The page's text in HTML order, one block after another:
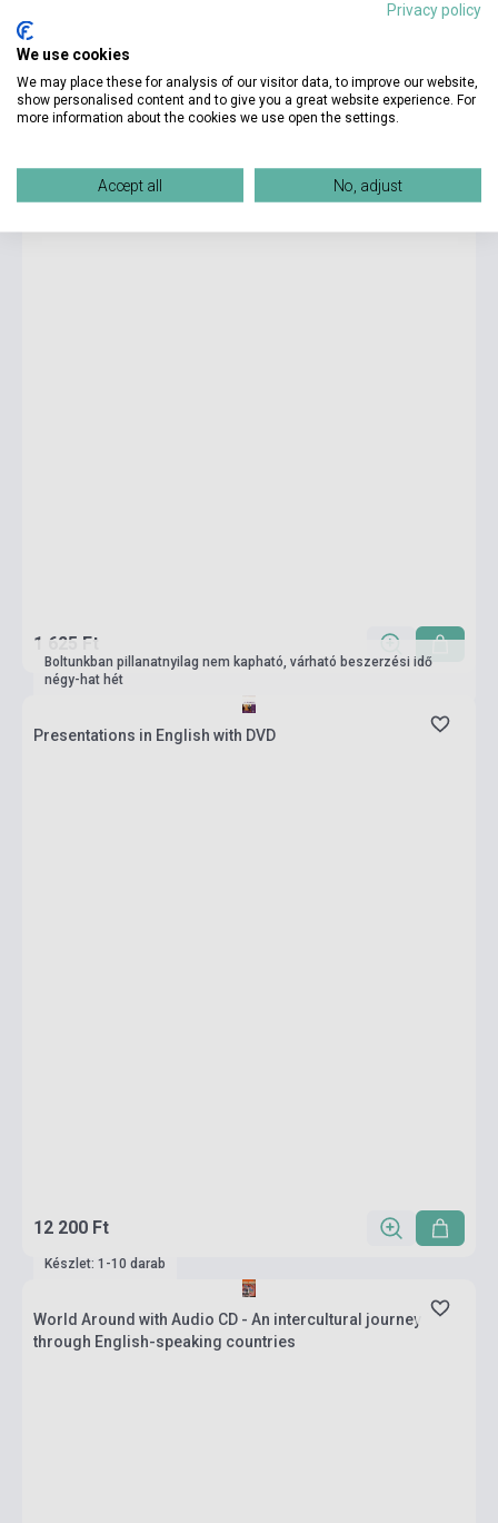
7 990 Ft
Boltunkban pillanatnyilag nem kapható, várható beszerzési idő hét-
nyolc hét
1 625 Ft
Boltunkban pillanatnyilag nem kapható, várható beszerzési idő
négy-hat hét
Presentations in English with DVD
12 200 Ft
Készlet: 1-10 darab
World Around with Audio CD - An intercultural journey
through English-speaking countries
Privacy policy
We use cookies
We may place these for analysis of our visitor data, to improve our website,
show personalised content and to give you a great website experience. For
more information about the cookies we use open the settings.
Accept all No, adjust